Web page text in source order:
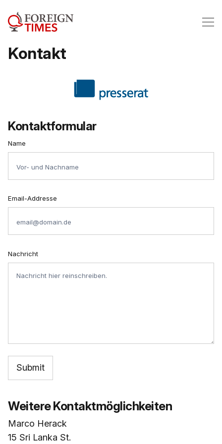
Kontakt
Kontaktformular
Name
Email-Addresse
Nachricht
Weitere Kontaktmöglichkeiten
Marco Herack
15 Sri Lanka St.